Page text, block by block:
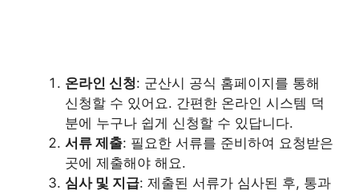
온라인 신청: 군산시 공식 홈페이지를 통해
신청할 수 있어요. 간편한 온라인 시스템 덕
분에 누구나 쉽게 신청할 수 있답니다.
서류 제출: 필요한 서류를 준비하여 요청받은
곳에 제출해야 해요.
심사 및 지급: 제출된 서류가 심사된 후, 통과